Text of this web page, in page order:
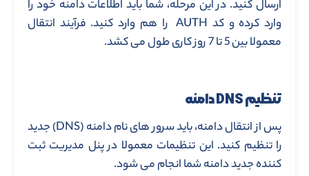
ارسال کنید. در این مرحله، شما باید اطلاعات دامنه خود را
وارد کرده و کد AUTH را هم وارد کنید. فرآیند انتقال
معمولا بین 5 تا 7 روز کاری طول می کشد.
تنظیمDNSدامنه
پس از انتقال دامنه، باید سرور های نام دامنه (DNS) جدید
را تنظیم کنید. این تنظیمات معمولا در پنل مدیریت ثبت
کننده جدید دامنه شما انجام می شود.